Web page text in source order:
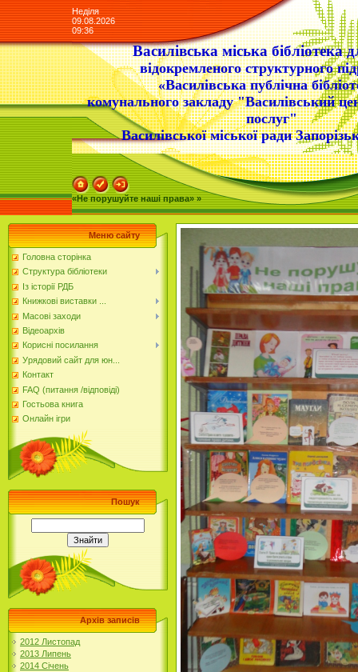
Неділя
09.08.2026
09:36
Василівська міська бібліотека
відокремленого структурного
«Василівська публічна
комунального закладу "Василівський
послуг"
Василівської міської ради
«Не порушуйте наші права» »
Меню сайту
Головна сторінка
Структура бібліотеки
Із історії РДБ
Книжкові виставки ...
Масові заходи
Відеоархів
Корисні посилання
Урядовий сайт для юн...
Контакт
FAQ (питання /відповіді)
Гостьова книга
Онлайн ігри
Пошук
Архів записів
2012 Листопад
2013 Липень
2014 Січень